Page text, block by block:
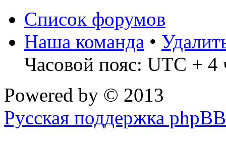
Список форумов
Наша команда •
Часовой пояс: UTC + 4
Powered by © 2013
Русская поддержка phpBB